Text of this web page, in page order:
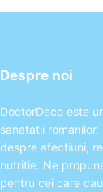
Despre noi
DoctorDeco este
sanatatii
despre afectiuni,
nutritie. Ne
pentru cei care